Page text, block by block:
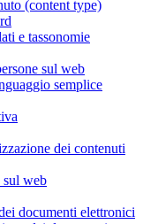
(content type)
e tassonomie
sul web
semplice
dei contenuti
sul web
documenti elettronici